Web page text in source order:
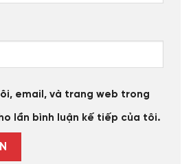
email, và trang web trong
lần bình luận kế tiếp của tôi.